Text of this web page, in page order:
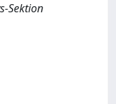
Sektion